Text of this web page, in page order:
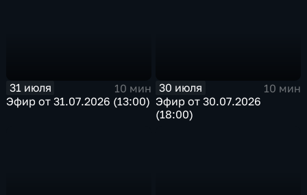
31 июля
10 мин
Эфир от 31.07.2026 (13:00)
30 июля
10 мин
Эфир от 30.07.2026
(18:00)